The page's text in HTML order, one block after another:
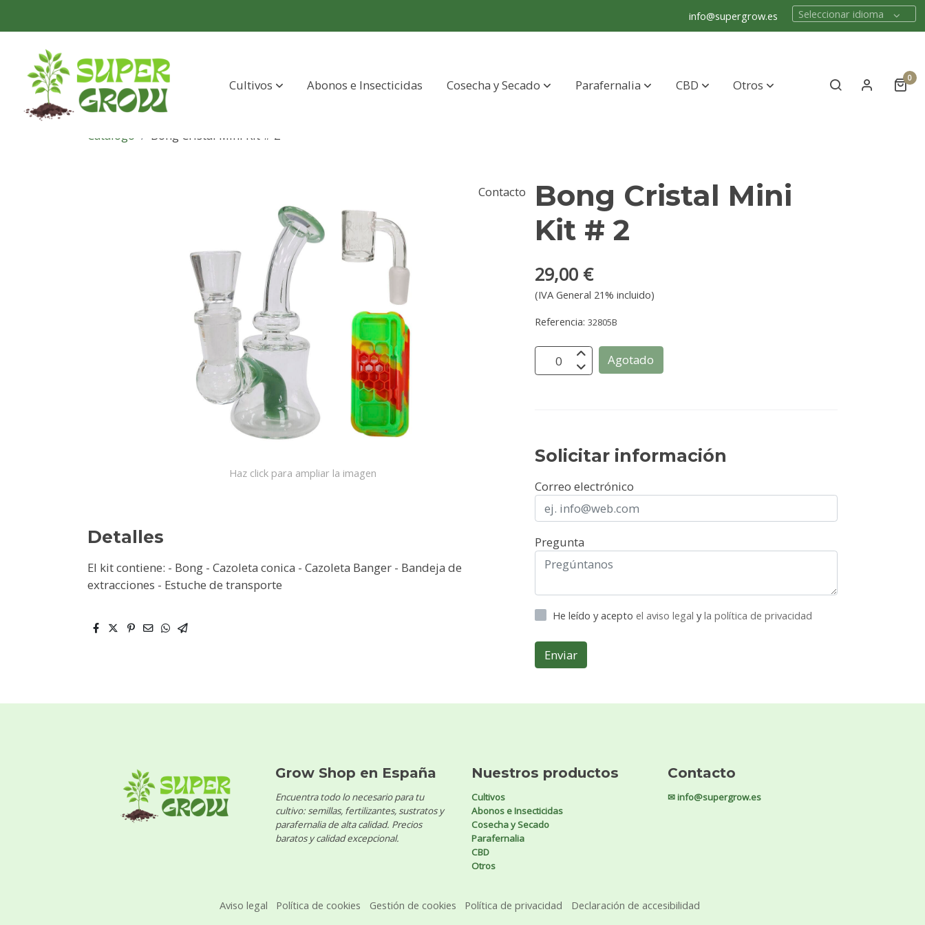
info@supergrow.es Seleccionar idioma
Cultivos Abonos e Insecticidas Cosecha y Secado Parafernalia CBD Otros
Contacto
0
Catálogo Bong Cristal Mini Kit # 2
Haz click para ampliar la imagen
Detalles
El kit contiene: - Bong - Cazoleta conica - Cazoleta Banger - Bandeja de
extracciones - Estuche de transporte
Bong Cristal Mini
Kit # 2
29,00 €
(IVA General 21% incluido)
Referencia:32805B
Agotado
Solicitar información
Correo electrónico
Pregunta
He leído y acepto el aviso legal yla política de privacidad
Enviar
Grow Shop en España
Encuentra todo lo necesario para tu
cultivo: semillas, fertilizantes, sustratos y
parafernalia de alta calidad. Precios
baratos y calidad excepcional.
Nuestros productos
Cultivos
Abonos e Insecticidas
Cosecha y Secado
Parafernalia
CBD
Otros
Contacto
✉ info@supergrow.es
Aviso legal Política de cookies Gestión de cookies Política de privacidad Declaración de accesibilidad